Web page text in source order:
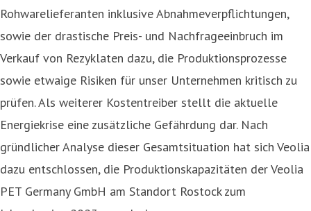
Rohwarelieferanten inklusive Abnahmeverpflichtungen,
sowie der drastische Preis- und Nachfrageeinbruch im
Verkauf von Rezyklaten dazu, die Produktionsprozesse
sowie etwaige Risiken für unser Unternehmen kritisch zu
prüfen. Als weiterer Kostentreiber stellt die aktuelle
Energiekrise eine zusätzliche Gefährdung dar. Nach
gründlicher Analyse dieser Gesamtsituation hat sich Veolia
dazu entschlossen, die Produktionskapazitäten der Veolia
PET Germany GmbH am Standort Rostock zum